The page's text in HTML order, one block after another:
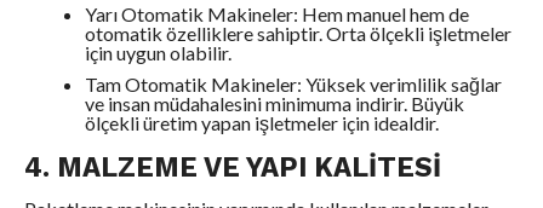
Yarı Otomatik Makineler: Hem manuel hem de
otomatik özelliklere sahiptir. Orta ölçekli işletmeler
için uygun olabilir.
Tam Otomatik Makineler: Yüksek verimlilik sağlar
ve insan müdahalesini minimuma indirir. Büyük
ölçekli üretim yapan işletmeler için idealdir.
4. MALZEME VE YAPI KALITESI